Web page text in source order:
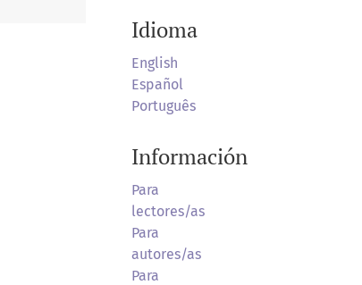
Idioma
English
Español
Português
Información
Para
lectores/as
Para
autores/as
Para